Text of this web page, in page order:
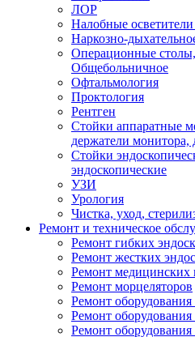
ЛОР
Налобные
Наркозно-
Операционные
Общебольничное
Офтальмология
Проктология
Рентген
Стойки аппаратные
держатели монитора,
Стойки
эндоскопические
УЗИ
Урология
Чистка, уход,
Ремонт и техническое
Ремонт гибких
Ремонт жестких
Ремонт медицинских
Ремонт морцеляторов
Ремонт
Ремонт
Ремонт